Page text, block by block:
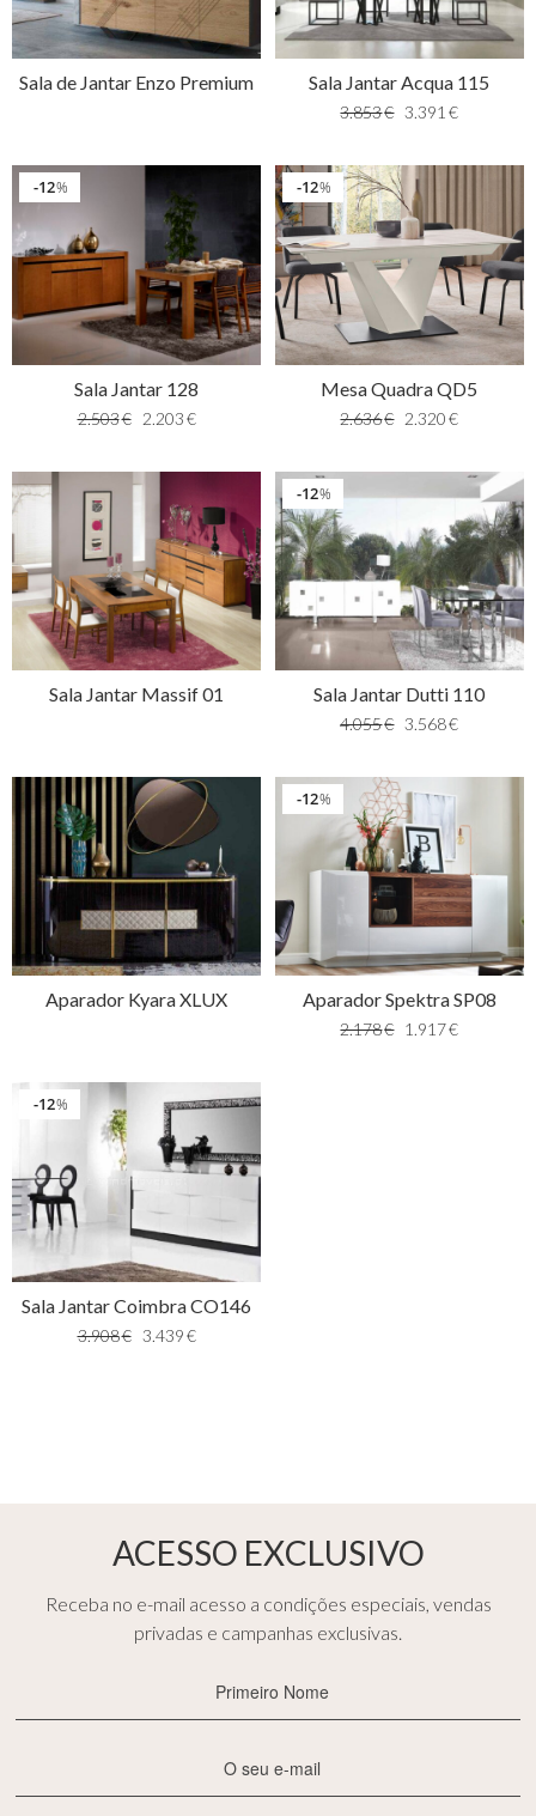
Sala de Jantar Enzo Premium Sala Jantar Acqua 115
3.853€ 3.391 €
%
12
Sala Jantar 128
2.503€ 2.203€
%
12
Mesa Quadra QD5
2.636€ 2.320 €
Sala Jantar Massif 01
%
12
Sala Jantar Dutti 110
4.055€ 3.568€
Aparador Kyara XLUX
%
12
Aparador Spektra SP08
2.178€ 1.917€
%
12
Sala Jantar Coimbra CO146
3.908€ 3.439€
ACESSO EXCLUSIVO
Receba no e-mail acesso a condições especiais, vendas
privadas e campanhas exclusivas.
Nome
mail